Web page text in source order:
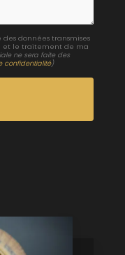
données transmises
et le traitement de ma
ne sera faite des
confidentialité)